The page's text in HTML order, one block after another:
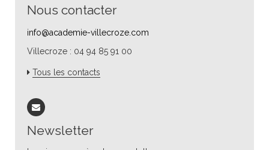
Nous contacter
info@academie-villecroze.com
Villecroze : 04 94 85 91 00
Tous les contacts
Newsletter